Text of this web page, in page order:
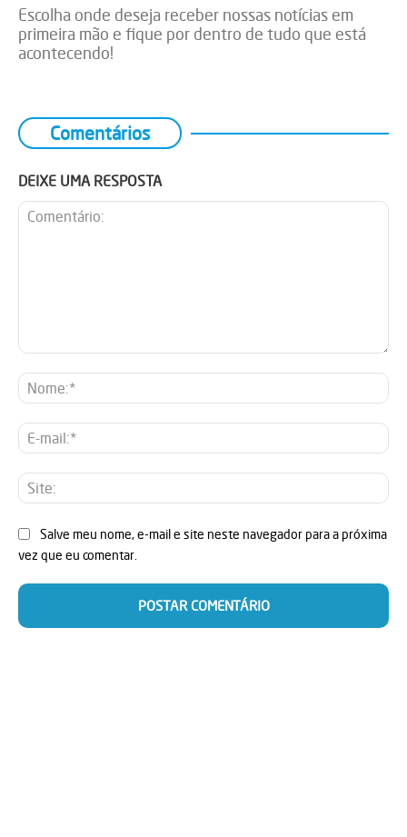
Escolha onde deseja receber nossas notícias em
primeira mão e fique por dentro de tudo que está
acontecendo!
Comentários
DEIXE UMA RESPOSTA
E-
Salve meu nome, e-mail e site neste navegador para a próxima
vez que eu comentar.